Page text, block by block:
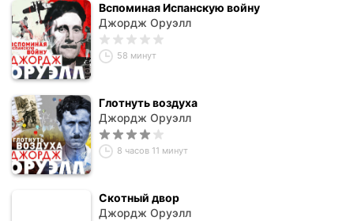
Вспоминая Испанскую войну
Джордж Оруэлл
58 минут
Глотнуть воздуха
Джордж Оруэлл
8 часов 11 минут
Скотный двор
Джордж Оруэлл